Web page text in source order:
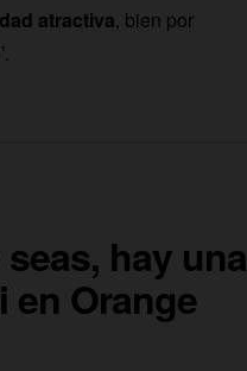
atractiva, bien por
hay una
en Orange